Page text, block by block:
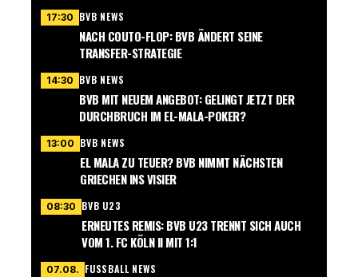
17:30 BVB NEWS
NACH COUTO-FLOP: BVB ÄNDERT SEINE
TRANSFER-STRATEGIE
14:30 BVB NEWS
BVB MIT NEUEM ANGEBOT: GELINGT JETZT DER
DURCHBRUCH IM EL-MALA-POKER?
13:00 BVB NEWS
EL MALA ZU TEUER? BVB NIMMT NÄCHSTEN
GRIECHEN INS VISIER
08:30 BVB U23
ERNEUTES REMIS: BVB U23 TRENNT SICH AUCH
VOM 1. FC KÖLN II MIT 1:1
07.08. FUSSBALL NEWS